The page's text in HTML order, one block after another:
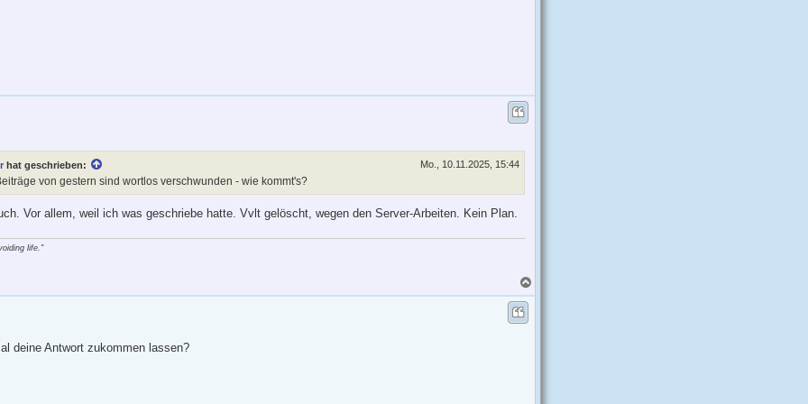
hat geschrieben: Mo., 10.11.2025, 15:44
von gestern sind wortlos verschwunden - wie kommt's?
Vor allem, weil ich was geschriebe hatte. Vvlt gelöscht, wegen den Server-Arbeiten. Kein Plan.
life."
a
deine Antwort zukommen lassen?